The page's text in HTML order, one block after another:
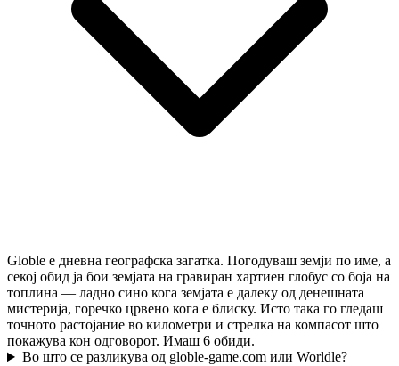
Globle е дневна географска загатка. Погодуваш земји по име, а
секој обид ја бои земјата на гравиран хартиен глобус со боја на
топлина — ладно сино кога земјата е далеку од денешната
мистерија, горечко црвено кога е блиску. Исто така го гледаш
точното растојание во километри и стрелка на компасот што
покажува кон одговорот. Имаш 6 обиди.
Во што се разликува од globle-game.com или Worldle?